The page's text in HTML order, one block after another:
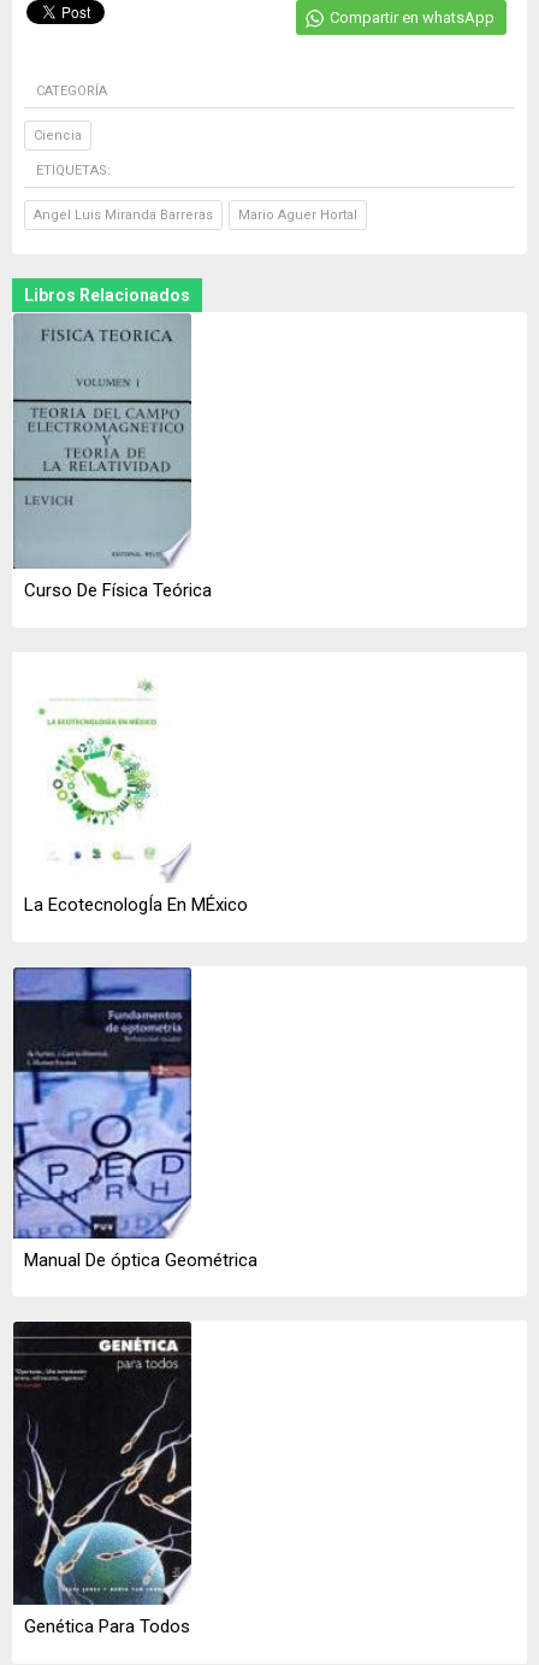
Compartir en whatsApp
CATEGORÍA
Ciencia
ETIQUETAS:
Angel Luis Miranda Barreras Mario Aguer Hortal
Libros Relacionados
Curso De Física Teórica
La EcotecnologÍa En MÉxico
Manual De óptica Geométrica
Genética Para Todos